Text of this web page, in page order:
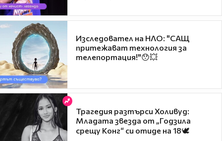
Изследовател на НЛО: "САЩ
притежават технология за
телепортация!"😯💥
Трагедия разтърси Холивуд:
Младата звезда от „Годзила
срещу Конг“ си отиде на 18🕊️